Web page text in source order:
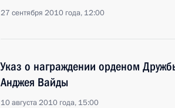
27 сентября 2010 года, 12:00
Указ о награждении орденом
Анджея Вайды
10 августа 2010 года, 15:00